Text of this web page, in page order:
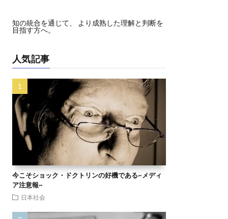
知の統合を通じて、 より成熟した理解と判断を
目指す方へ。
人気記事
今こそショック・ドクトリンの好機である~メディ
ア注意報~
日本社会